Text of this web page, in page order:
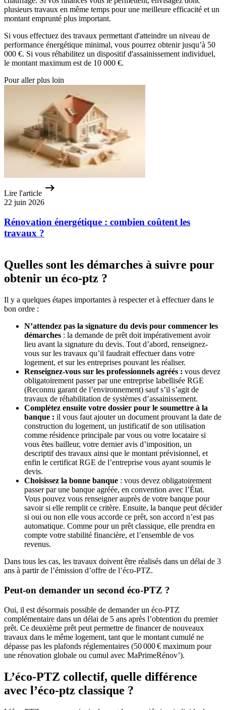
plusieurs travaux en même temps pour une meilleure efficacité et un
montant emprunté plus important.
Si vous effectuez des travaux permettant d'atteindre un niveau de
performance énergétique minimal, vous pourrez obtenir jusqu’à 50
000 €. Si vous réhabilitez un dispositif d'assainissement individuel,
le montant maximum est de 10 000 €.
Pour aller plus loin
Lire l'article
22 juin 2026
Rénovation énergétique : combien coûtent les
travaux ?
Quelles sont les démarches à suivre pour
obtenir un éco-ptz ?
Il y a quelques étapes importantes à respecter et à effectuer dans le
bon ordre :
N’attendez pas la signature du devis pour commencer les
démarches : la demande de prêt doit impérativement avoir
lieu avant la signature du devis. Tout d’abord, renseignez-
vous sur les travaux qu’il faudrait effectuer dans votre
logement, et sur les entreprises pouvant les réaliser.
Renseignez-vous sur les professionnels agréés : vous devez
obligatoirement passer par une entreprise labellisée RGE
(Reconnu garant de l’environnement) sauf s’il s’agit de
travaux de réhabilitation de systèmes d’assainissement.
Complétez ensuite votre dossier pour le soumettre à la
banque : il vous faut ajouter un document prouvant la date de
construction du logement, un justificatif de son utilisation
comme résidence principale par vous ou votre locataire si
vous êtes bailleur, votre dernier avis d’imposition, un
descriptif des travaux ainsi que le montant prévisionnel, et
enfin le certificat RGE de l’entreprise vous ayant soumis le
devis.
Choisissez la bonne banque : vous devez obligatoirement
passer par une banque agréée, en convention avec l’État.
Vous pouvez vous renseigner auprès de votre banque pour
savoir si elle remplit ce critère. Ensuite, la banque peut décider
si oui ou non elle vous accorde ce prêt, son accord n’est pas
automatique. Comme pour un prêt classique, elle prendra en
compte votre stabilité financière, et l’ensemble de vos
revenus.
Dans tous les cas, les travaux doivent être réalisés dans un délai de 3
ans à partir de l’émission d’offre de l’éco-PTZ.
Peut-on demander un second éco-PTZ ?
Oui, il est désormais possible de demander un éco-PTZ
complémentaire dans un délai de 5 ans après l’obtention du premier
prêt. Ce deuxième prêt peut permettre de financer de nouveaux
travaux dans le même logement, tant que le montant cumulé ne
dépasse pas les plafonds réglementaires (50 000 € maximum pour
une rénovation globale ou cumul avec MaPrimeRénov’).
L’éco-PTZ collectif, quelle différence
avec l’éco-ptz classique ?